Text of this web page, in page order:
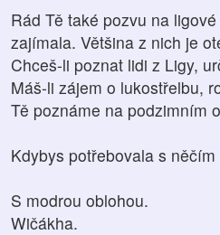
Rád Tě také pozvu na
zajímala. Většina z nich je
Chceš-li poznat lidi z Ligy,
Máš-li zájem o lukostřelbu,
Tě poznáme na podzimním
Kdybys potřebovala s
S modrou oblohou.
Wičákha.